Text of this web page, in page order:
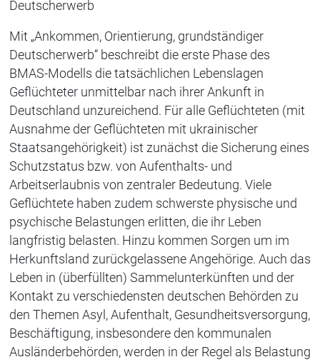
Deutscherwerb
Mit „Ankommen, Orientierung, grundständiger
Deutscherwerb“ beschreibt die erste Phase des
BMAS-Modells die tatsächlichen Lebenslagen
Geflüchteter unmittelbar nach ihrer Ankunft in
Deutschland unzureichend. Für alle Geflüchteten (mit
Ausnahme der Geflüchteten mit ukrainischer
Staatsangehörigkeit) ist zunächst die Sicherung eines
Schutzstatus bzw. von Aufenthalts- und
Arbeitserlaubnis von zentraler Bedeutung. Viele
Geflüchtete haben zudem schwerste physische und
psychische Belastungen erlitten, die ihr Leben
langfristig belasten. Hinzu kommen Sorgen um im
Herkunftsland zurückgelassene Angehörige. Auch das
Leben in (überfüllten) Sammelunterkünften und der
Kontakt zu verschiedensten deutschen Behörden zu
den Themen Asyl, Aufenthalt, Gesundheitsversorgung,
Beschäftigung, insbesondere den kommunalen
Ausländerbehörden, werden in der Regel als Belastung